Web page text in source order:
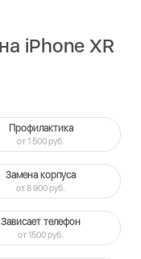
iPhone XR
Профилактика
от 1 500 руб.
Замена корпуса
от 8 900 руб.
Зависает телефон
от 1500 руб.